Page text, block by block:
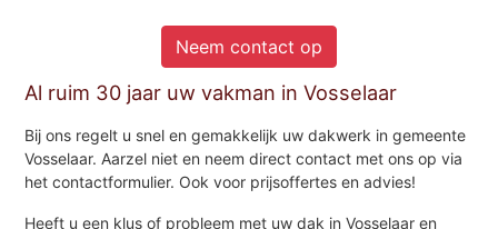
Neem contact op
Al ruim 30 jaar uw vakman in Vosselaar
Bij ons regelt u snel en gemakkelijk uw dakwerk in gemeente
Vosselaar. Aarzel niet en neem direct contact met ons op via
het contactformulier. Ook voor prijsoffertes en advies!
Heeft u een klus of probleem met uw dak in Vosselaar en